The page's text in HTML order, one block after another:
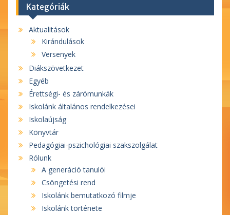
Kategóriák
Aktualitások
Kirándulások
Versenyek
Diákszövetkezet
Egyéb
Érettségi- és zárómunkák
Iskolánk általános rendelkezései
Iskolaújság
Könyvtár
Pedagógiai-pszichológiai szakszolgálat
Rólunk
A generáció tanulói
Csöngetési rend
Iskolánk bemutatkozó filmje
Iskolánk története